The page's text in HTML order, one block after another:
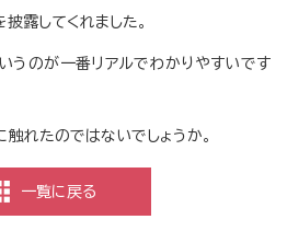
露してくれました。
うのが一番リアルでわかりやすいです
れたのではないでしょうか。
一覧に戻る